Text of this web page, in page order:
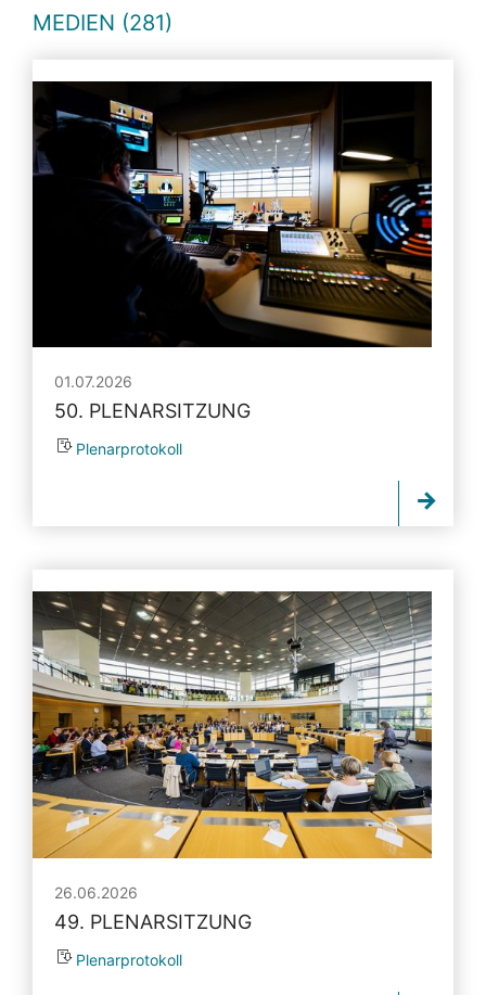
MEDIEN (281)
01.07.2026
50. PLENARSITZUNG
Plenarprotokoll
26.06.2026
49. PLENARSITZUNG
Plenarprotokoll